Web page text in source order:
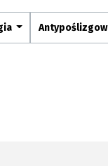
Pliki